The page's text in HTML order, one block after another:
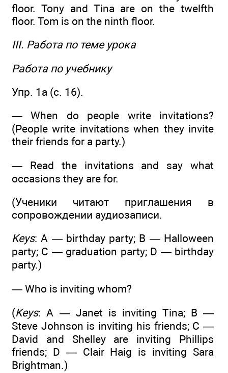
floor. Tony and Tina are on the twelfth
floor. Tom is on the ninth floor.
III. Работа по теме урока
Работа по учебнику
Упр. 1а (с. 16).
— When do people write invitations?
(People write invitations when they invite
their friends for a party.)
— Read the invitations and say what
occasions they are for.
(Ученики читают приглашения в
сопровождении аудиозаписи.
Keys: А — birthday party; В — Halloween
party; С — graduation party; D — birthday
party.)
— Who is inviting whom?
(Keys: A — Janet is inviting Tina; В —
Steve Johnson is inviting his friends; C —
David and Shelley are inviting Phillips
friends; D — Clair Haig is inviting Sara
Brightman.)